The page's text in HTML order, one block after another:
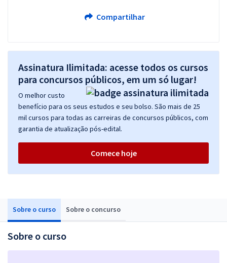
Sobre o curso Sobre o concurso
Sobre o curso
Compartilhar
Assinatura Ilimitada: acesse todos os cursos
para concursos públicos, em um só lugar!
O melhor custo
benefício para os seus estudos e seu bolso. São mais de 25
mil cursos para todas as carreiras de concursos públicos, com
garantia de atualização pós-edital.
Comece hoje